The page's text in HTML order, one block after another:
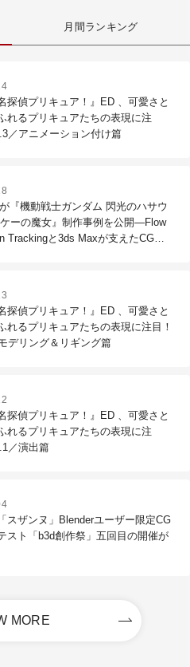
月間ランキング
探偵プリキュア！』ED 、可愛さと
れるプリキュアたちの表現に注
／アニメーション付け篇
『機動戦士ガンダム 閃光のハサウ
ーの魔女』制作事例を公開―Flow
Trackingと3ds Maxが支えたCG制
探偵プリキュア！』ED 、可愛さと
れるプリキュアたちの表現に注目！
デリング＆リギング篇
探偵プリキュア！』ED 、可愛さと
れるプリキュアたちの表現に注
／演出篇
スザンヌ」Blenderユーザー限定CG
スト「b3d創作祭」五回目の開催が
MORE